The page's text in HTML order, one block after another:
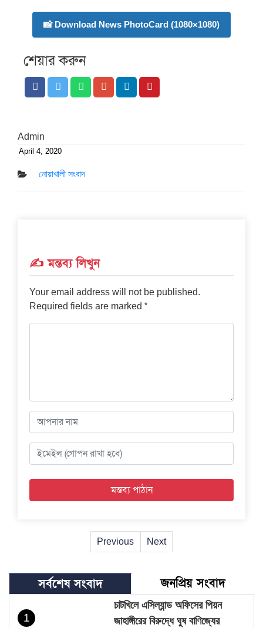
📸 Download News PhotoCard (1080×1080)
শেয়ার করুন
Admin
Posted
on
April 4, 2020
নোয়াখালী সংবাদ
✍️ মন্তব্য লিখুন
Your email address will not be published.
Required fields are marked *
Previous Next
সর্বশেষ সংবাদ জনপ্রিয় সংবাদ
1
চাটখিলে এসিল্যান্ড অফিসের পিয়ন
জাহাঙ্গীরের বিরুদ্ধে ঘুষ বাণিজ্যের